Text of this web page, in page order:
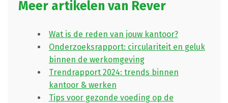
Meer artikelen van Rever
Wat is de reden van jouw kantoor?
Onderzoeksrapport: circulariteit en geluk
binnen de werkomgeving
Trendrapport 2024: trends binnen
kantoor & werken
Tips voor gezonde voeding op de